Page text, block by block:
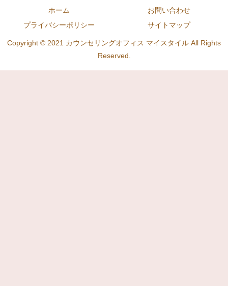
ホーム
お問い合わせ
プライバシーポリシー
サイトマップ
Copyright © 2021 カウンセリングオフィス マイスタイル All Rights
Reserved.